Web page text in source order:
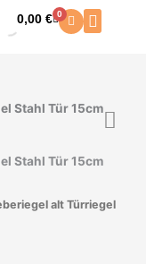
0,00€ 0
Warenkorb
alt Türriegel